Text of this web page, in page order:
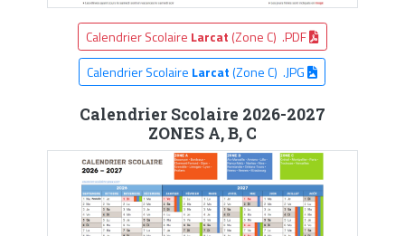
Calendrier Scolaire Larcat (Zone C) .PDF
Calendrier Scolaire Larcat(Zone C) .JPG
Calendrier Scolaire 2026-2027
ZONES A, B, C